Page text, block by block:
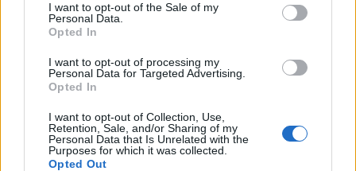
I want to opt-out of the Sale of my
Personal Data.
Opted In
I want to opt-out of processing my
Personal Data for Targeted Advertising.
Opted In
I want to opt-out of Collection, Use,
Retention, Sale, and/or Sharing of my
Personal Data that Is Unrelated with the
Purposes for which it was collected.
Opted Out